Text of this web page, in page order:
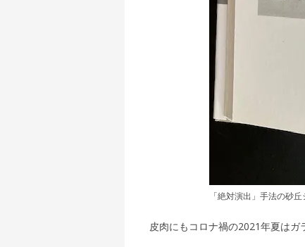
「絶対演出」手法の砂
皮肉にもコロナ禍の2021年夏はガ